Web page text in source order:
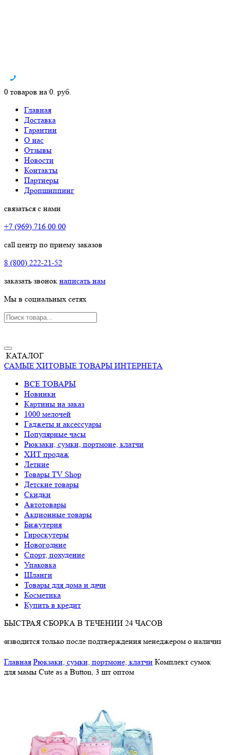
0 товаров на 0. руб.
Главная
Доставка
Гарантии
О нас
Отзывы
Новости
Контакты
Партнеры
Дропшиппинг
связаться с нами
+7 (969) 716 00 00
call центр по приему заказов
8 (800) 222-21-52
заказать звонок написать нам
Мы в социальных сетях
КАТАЛОГ
САМЫЕ ХИТОВЫЕ ТОВАРЫ ИНТЕРНЕТА
ВСЕ ТОВАРЫ
Новинки
Картины на заказ
1000 мелочей
Гаджеты и аксессуары
Популярные часы
Рюкзаки, сумки, портмоне, клатчи
ХИТ продаж
Летние
Товары TV Shop
Детские товары
Cкидки
Автотовары
Акционные товары
Бижутерия
Гироскутеры
Новогодние
Спорт, похудение
Упаковка
Шланги
Товары для дома и дачи
Косметика
Купить в кредит
БЫСТРАЯ СБОРКА В ТЕЧЕНИИ 24 ЧАСОВ
только после подтверждения менеджером о наличии
Главная Рюкзаки, сумки, портмоне, клатчи Комплект сумок
для мамы Cute as a Button, 3 шт оптом